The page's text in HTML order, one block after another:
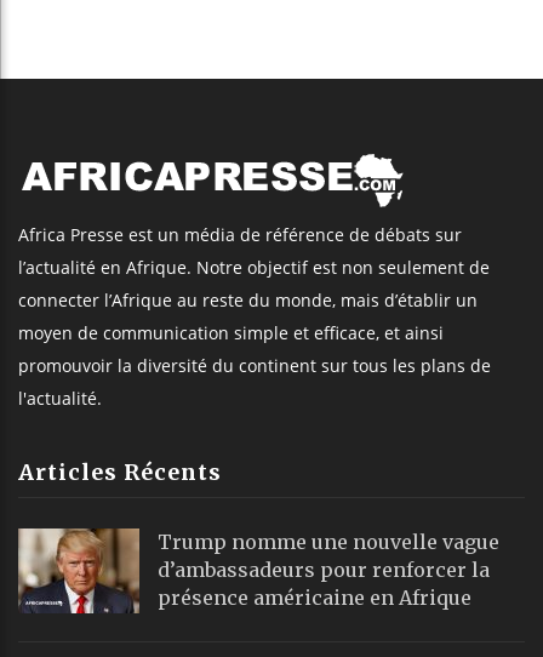
Africa Presse est un média de référence de débats sur
l’actualité en Afrique. Notre objectif est non seulement de
connecter l’Afrique au reste du monde, mais d’établir un
moyen de communication simple et efficace, et ainsi
promouvoir la diversité du continent sur tous les plans de
l'actualité.
Articles Récents
Trump nomme une nouvelle vague
d’ambassadeurs pour renforcer la
présence américaine en Afrique